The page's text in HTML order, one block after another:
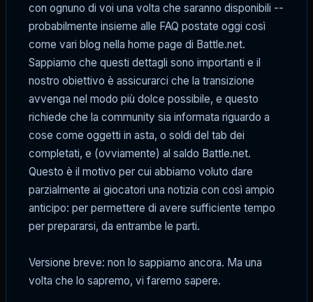
con ognuno di voi una volta che saranno disponibili --
probabilmente insieme alle FAQ postate oggi così
come vari blog nella home page di Battle.net.
Sappiamo che questi dettagli sono importanti e il
nostro obiettivo è assicurarci che la transizione
avvenga nel modo più dolce possibile, e questo
richiede che la community sia informata riguardo a
cose come oggetti in asta, o soldi del tab dei
completati, e (ovviamente) al saldo Battle.net.
Questo è il motivo per cui abbiamo voluto dare
parzialmente ai giocatori una notizia con così ampio
anticipo: per permettere di avere sufficiente tempo
per prepararsi, da entrambe le parti.
Versione breve: non lo sappiamo ancora. Ma una
volta che lo sapremo, vi faremo sapere.